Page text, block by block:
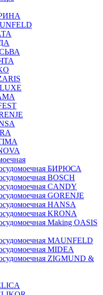
БИРЮСА
BOSCH
CANDY
GORENJE
HANSA
KRONA
Making OASIS
MAUNFELD
MIDEA
ZIGMUND &